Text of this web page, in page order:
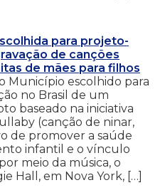
para projeto-
de canções
de mães para filhos
Município escolhido para
no Brasil de um
baseado na iniciativa
(canção de ninar,
de promover a saúde
infantil e o vínculo
meio da música, o
Hall, em Nova York, […]